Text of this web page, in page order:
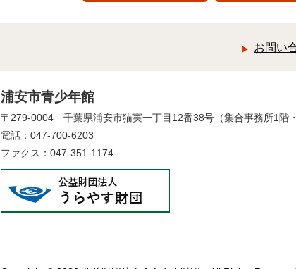
お問い
浦安市青少年館
〒279-0004 千葉県浦安市猫実一丁目12番38号（集合事務所1階・
電話：047-700-6203
ファクス：047-351-1174